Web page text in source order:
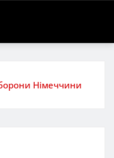
Німеччини